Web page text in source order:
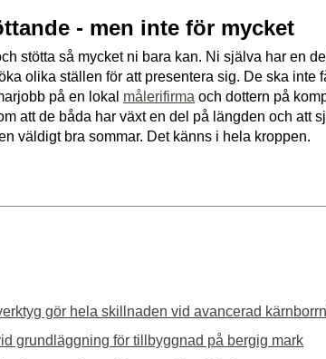
- men inte för mycket
stötta så mycket ni bara kan. Ni själva har en
olika ställen för att presentera sig. De ska inte
på en lokal målerifirma och dottern på
att de båda har växt en del på längden och att
väldigt bra sommar. Det känns i hela kroppen.
gör hela skillnaden vid avancerad
grundläggning för tillbyggnad på bergig mark